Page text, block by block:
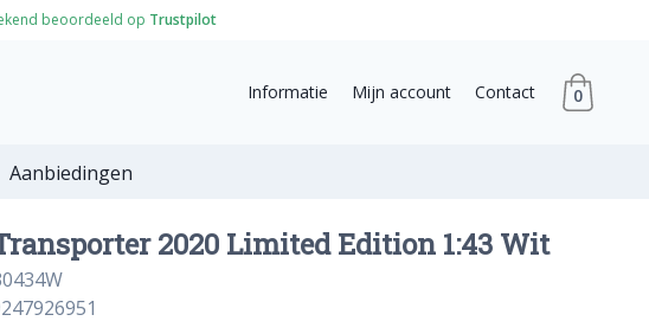
beoordeeld op Trustpilot
Informatie Mijn account Contact 0
Aanbiedingen
2020 Limited Edition 1:43 Wit